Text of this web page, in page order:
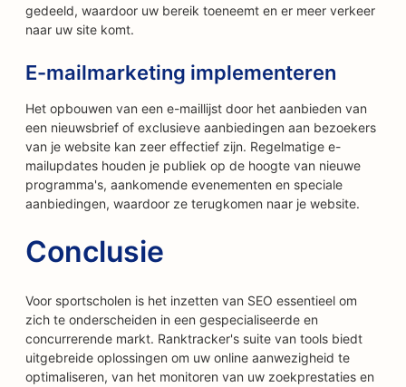
gedeeld, waardoor uw bereik toeneemt en er meer verkeer
naar uw site komt.
E-mailmarketing implementeren
Het opbouwen van een e-maillijst door het aanbieden van
een nieuwsbrief of exclusieve aanbiedingen aan bezoekers
van je website kan zeer effectief zijn. Regelmatige e-
mailupdates houden je publiek op de hoogte van nieuwe
programma's, aankomende evenementen en speciale
aanbiedingen, waardoor ze terugkomen naar je website.
Conclusie
Voor sportscholen is het inzetten van SEO essentieel om
zich te onderscheiden in een gespecialiseerde en
concurrerende markt. Ranktracker's suite van tools biedt
uitgebreide oplossingen om uw online aanwezigheid te
optimaliseren, van het monitoren van uw zoekprestaties en